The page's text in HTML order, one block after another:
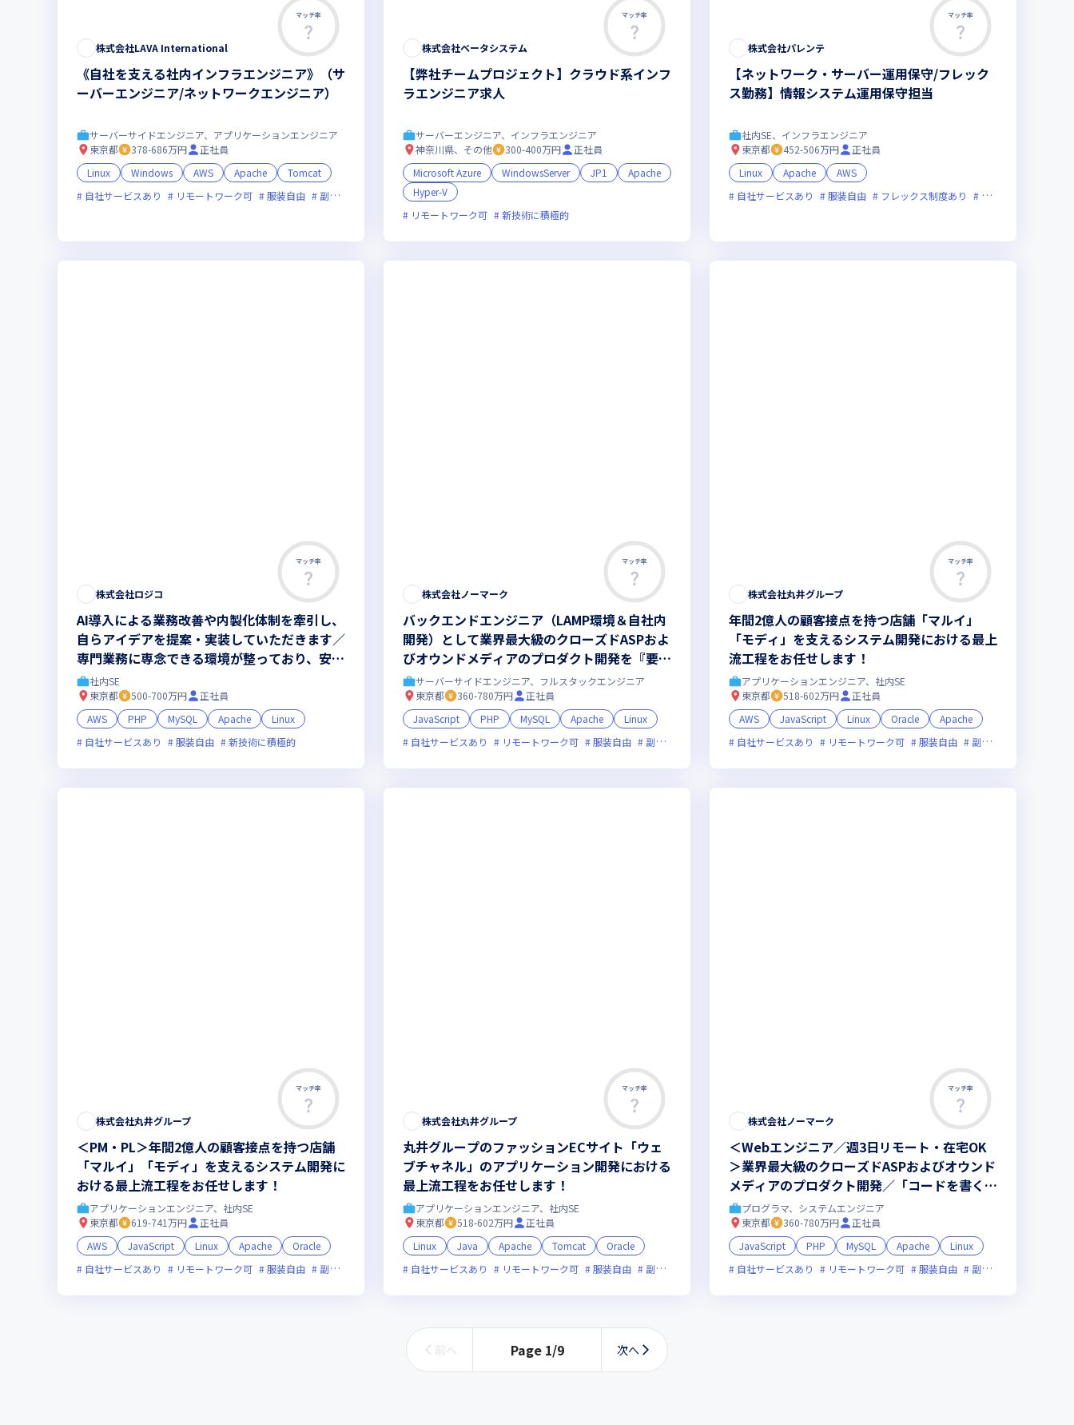
マッチ率
株式会社LAVA International
《自社を支える社内インフラエンジニア》（サ
ーバーエンジニア/ネットワークエンジニア）
サーバーサイドエンジニア、アプリケーションエンジニア
東京都
378-686万円
正社員
Linux
Windows AWS Apache
Tomcat
自社サービスあり
リモートワーク可 服装自由 副業可 オンライン選考可 フレックス制度あり ベンチャー企業 残業月20時間未満 グローバル展開 女性エンジニアが活躍中
マッチ率
株式会社ベータシステム
【弊社チームプロジェクト】クラウド系インフ
ラエンジニア求人
サーバーエンジニア、インフラエンジニア
神奈川県、その他
300-400万円
正社員
Microsoft Azure
WindowsServer JP1
Apache
Hyper-V
リモートワーク可
新技術に積極的
マッチ率
株式会社パレンテ
【ネットワーク・サーバー運用保守/フレック
ス勤務】情報システム運用保守担当
社内SE、インフラエンジニア
東京都
452-506万円
正社員
Linux
Apache
AWS
自社サービスあり
服装自由 フレックス制度あり 残業月20時間未満
マッチ率
株式会社ロジコ
AI導入による業務改善や内製化体制を牽引し、
自らアイデアを提案・実装していただきます／
専門業務に専念できる環境が整っており、安定
した働き方が叶います
社内SE
東京都
500-700万円
正社員
AWS
PHP MySQL Apache
Linux
自社サービスあり
服装自由 新技術に積極的
マッチ率
株式会社ノーマーク
バックエンドエンジニア（LAMP環境＆自社内
開発）として業界最大級のクローズドASPおよ
びオウンドメディアのプロダクト開発を『要件
定義～開発～検証～リリース～運用』まで一貫
でお任せします／週3日リモート 在宅OK／基
本定時退社／年休125日以上！完全土日祝休
み！
サーバーサイドエンジニア、フルスタックエンジニア
東京都
360-780万円
正社員
JavaScript
PHP MySQL Apache
Linux
自社サービスあり
リモートワーク可 服装自由 副業可 ベンチャー企業 残業月20時間未満 実務未経験歓迎
マッチ率
株式会社丸井グループ
年間2億人の顧客接点を持つ店舗「マルイ」
「モディ」を支えるシステム開発における最上
流工程をお任せします！
アプリケーションエンジニア、社内SE
東京都
518-602万円
正社員
AWS
JavaScript Linux Oracle
Apache
自社サービスあり
リモートワーク可 服装自由 副業可
マッチ率
株式会社丸井グループ
＜PM・PL＞年間2億人の顧客接点を持つ店舗
「マルイ」「モディ」を支えるシステム開発に
おける最上流工程をお任せします！
アプリケーションエンジニア、社内SE
東京都
619-741万円
正社員
AWS
JavaScript Linux Apache
Oracle
自社サービスあり
リモートワーク可 服装自由 副業可 オンライン選考可 フレックス制度あり 残業月20時間未満 上場企業
マッチ率
株式会社丸井グループ
丸井グループのファッションECサイト「ウェ
ブチャネル」のアプリケーション開発における
最上流工程をお任せします！
アプリケーションエンジニア、社内SE
東京都
518-602万円
正社員
Linux
Java Apache Tomcat
Oracle
自社サービスあり
リモートワーク可 服装自由 副業可 オンライン選考可 フレックス制度あり 残業月20時間未満 上場企業
マッチ率
株式会社ノーマーク
＜Webエンジニア／週3日リモート・在宅OK
＞業界最大級のクローズドASPおよびオウンド
メディアのプロダクト開発／「コードを書く」
だけじゃない、「サービスを育てる」エンジニ
ア募集！自社開発／基本定時退社／年休125日
以上！完全土日祝休み！
プログラマ、システムエンジニア
東京都
360-780万円
正社員
JavaScript
PHP MySQL Apache
Linux
自社サービスあり
リモートワーク可 服装自由 副業可
前へ Page 1/9 次へ